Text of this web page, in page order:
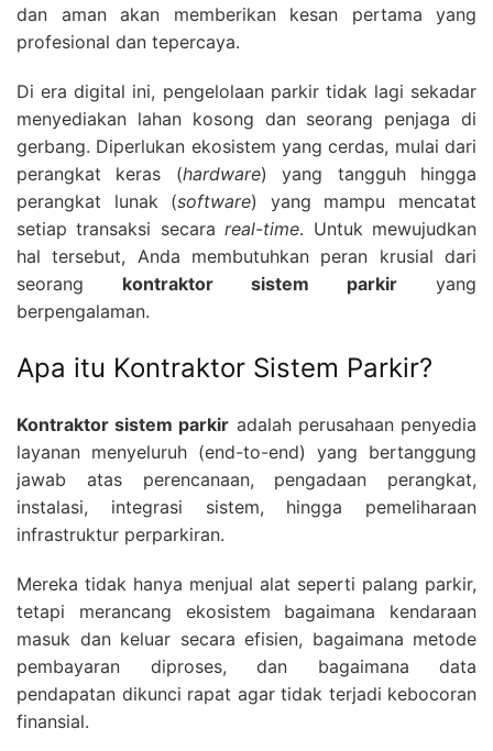
dan aman akan memberikan kesan pertama yang
profesional dan tepercaya.
Di era digital ini, pengelolaan parkir tidak lagi sekadar
menyediakan lahan kosong dan seorang penjaga di
gerbang. Diperlukan ekosistem yang cerdas, mulai dari
perangkat keras (hardware) yang tangguh hingga
perangkat lunak (software) yang mampu mencatat
setiap transaksi secarareal-time. Untuk mewujudkan
hal tersebut, Anda membutuhkan peran krusial dari
seorang kontraktor sistem parkir yang
berpengalaman.
Apa itu Kontraktor Sistem Parkir?
Kontraktor sistem parkir adalah perusahaan penyedia
layanan menyeluruh (end-to-end) yang bertanggung
jawab atas perencanaan, pengadaan perangkat,
instalasi, integrasi sistem, hingga pemeliharaan
infrastruktur perparkiran.
Mereka tidak hanya menjual alat seperti palang parkir,
tetapi merancang ekosistem bagaimana kendaraan
masuk dan keluar secara efisien, bagaimana metode
pembayaran diproses, dan bagaimana data
pendapatan dikunci rapat agar tidak terjadi kebocoran
finansial.